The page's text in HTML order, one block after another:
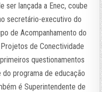
ser lançada a Enec, coube
secretário-executivo do
de Acompanhamento do
de Conectividade
questionamentos
programa de educação
é Superintendente de